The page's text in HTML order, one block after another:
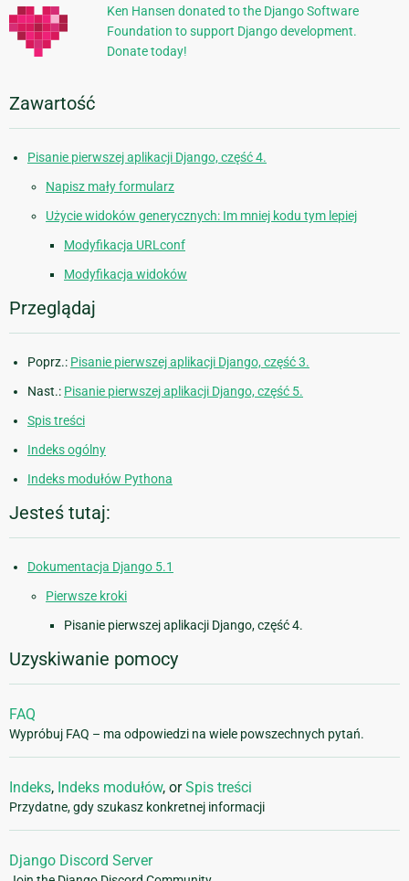
Ken Hansen donated to the Django Software
Foundation to support Django development.
Donate today!
Zawartość
Pisanie pierwszej aplikacji Django, część 4.
Napisz mały formularz
Użycie widoków generycznych: Im mniej kodu tym lepiej
Modyfikacja URLconf
Modyfikacja widoków
Przeglądaj
Poprz.: Pisanie pierwszej aplikacji Django, część 3.
Nast.: Pisanie pierwszej aplikacji Django, część 5.
Spis treści
Indeks ogólny
Indeks modułów Pythona
Jesteś tutaj:
Dokumentacja Django 5.1
Pierwsze kroki
Pisanie pierwszej aplikacji Django, część 4.
Uzyskiwanie pomocy
FAQ
Wypróbuj FAQ – ma odpowiedzi na wiele powszechnych pytań.
Indeks, Indeks modułów, orSpis treści
Przydatne, gdy szukasz konkretnej informacji
Django Discord Server